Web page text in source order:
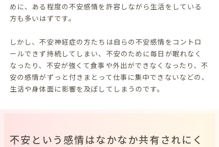
めに、ある程度の不安感情を許容しながら生活をしている
方も多いはずです。
しかし、不安神経症の方たちは自らの不安感情をコントロ
ールできず持続してしまい、不安のために毎日が眠れなく
なったり、不安が強くて食事や外出ができなくなったり、不
安の感情がずっと付きまとって仕事に集中できないなどの、
生活や身体面に影響を及ぼしてしまうのです。
不安という感情はなかなか共有されにく